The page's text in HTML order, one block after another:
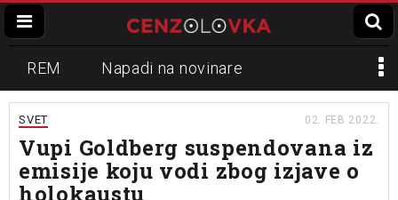
REM Napadi na novinare
Zvučni top
Propaganda Lokalni mediji
SVET 02. FEB 2022.
Vupi Goldberg suspendovana iz
emisije koju vodi zbog izjave o
holokaustu